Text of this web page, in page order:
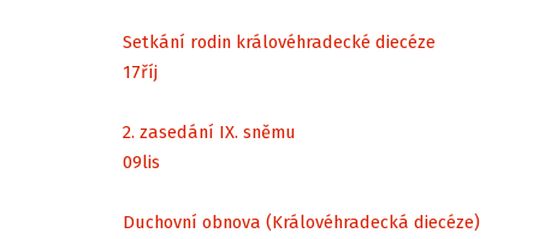
Setkání rodin královéhradecké diecéze
17říj
2. zasedání IX. sněmu
09lis
Duchovní obnova (Královéhradecká diecéze)